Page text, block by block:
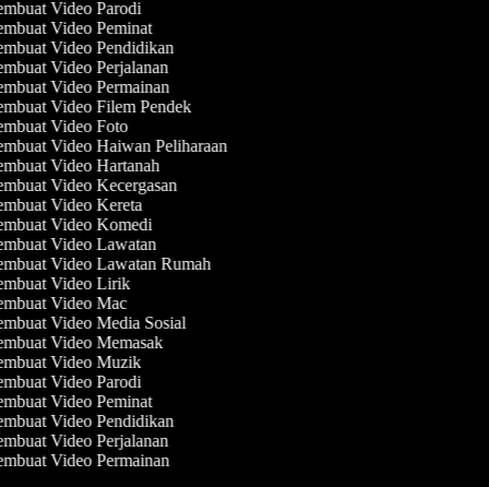
Video Parodi
Video Peminat
Video Pendidikan
Video Perjalanan
Video Permainan
Video Filem Pendek
Video Foto
Video Haiwan Peliharaan
Video Hartanah
Video Kecergasan
Video Kereta
Video Komedi
Video Lawatan
Video Lawatan Rumah
Video Lirik
Video Mac
Video Media Sosial
Video Memasak
Video Muzik
Video Parodi
Video Peminat
Video Pendidikan
Video Perjalanan
Video Permainan